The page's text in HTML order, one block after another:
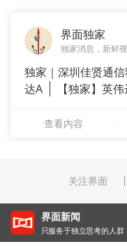
界面独家
独家消息，新鲜
独家｜深圳佳贤通
达A
【独家】英
查看内容
关注界面
“锂业双雄”净利齐
级